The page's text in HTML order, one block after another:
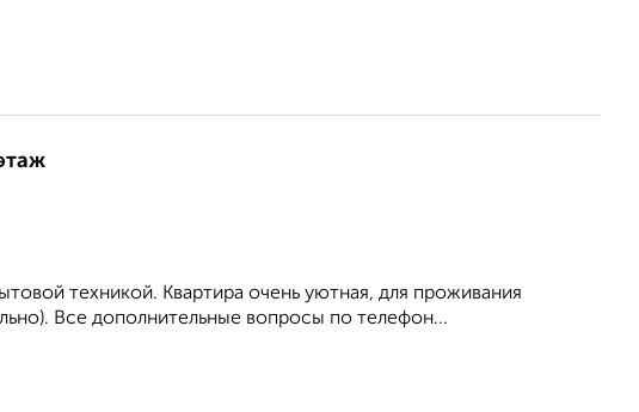
техникой. Квартира очень уютная, для проживания
Все дополнительные вопросы по телефон...